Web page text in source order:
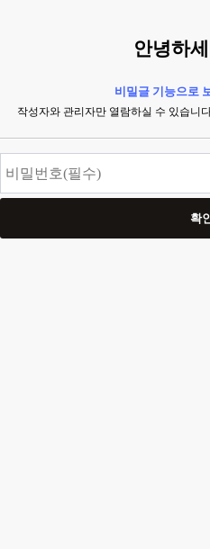
안녕하
비밀글 기능으로
작성자와 관리자만 열람하실 수 있습니